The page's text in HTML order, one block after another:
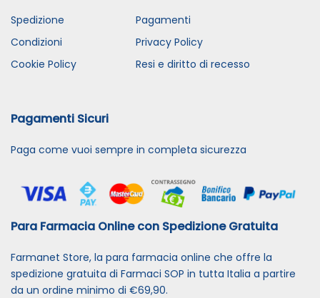
Spedizione
Pagamenti
Condizioni
Privacy Policy
Cookie Policy
Resi e diritto di recesso
Pagamenti Sicuri
Paga come vuoi sempre in completa sicurezza
Para Farmacia Online con Spedizione Gratuita
Farmanet Store, la para farmacia online che offre la
spedizione gratuita di Farmaci SOP in tutta Italia a partire
da un ordine minimo di €69,90.